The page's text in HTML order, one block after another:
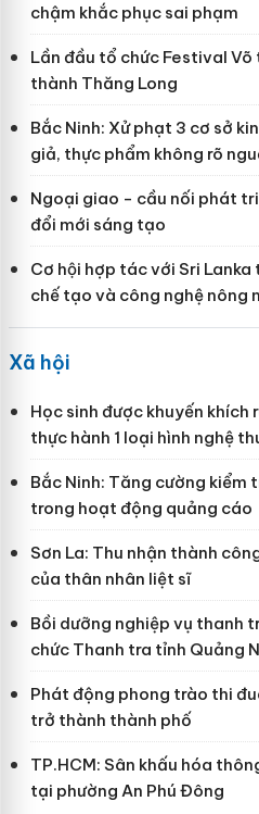
chậm khắc phục sai phạm
Lần đầu tổ chức Festival
thành Thăng Long
Bắc Ninh: Xử phạt 3 cơ sở
giả, thực phẩm không rõ
Ngoại giao - cầu nối phát
đổi mới sáng tạo
Cơ hội hợp tác với Sri
chế tạo và công nghệ nông
Xã hội
Học sinh được khuyến khích
thực hành 1 loại hình nghệ
Bắc Ninh: Tăng cường kiểm
trong hoạt động quảng cáo
Sơn La: Thu nhận thành
của thân nhân liệt sĩ
Bồi dưỡng nghiệp vụ thanh
chức Thanh tra tỉnh Quảng
Phát động phong trào thi
trở thành thành phố
TP.HCM: Sân khấu hóa
tại phường An Phú Đông